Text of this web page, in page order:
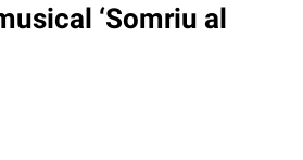
‘Somriu al